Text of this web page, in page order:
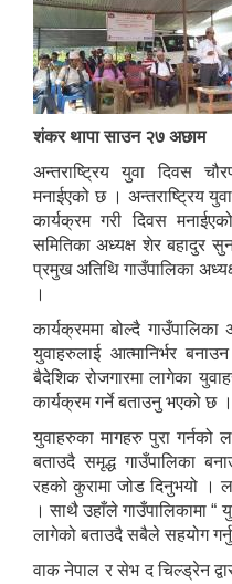
शंकर थापा साउन २७ अछाम
अन्तराष्ट्रिय युवा दिवस
मनाईएको छ । अन्तराष्ट्रिय
कार्यक्रम गरी दिवस
समितिका अध्यक्ष शेर बहादुर
प्रमुख अतिथि गाउँपालिका
।
कार्यक्रममा बोल्दै
युवाहरुलाई आत्मानिर्भर
बैदेशिक रोजगारमा लागेका
कार्यक्रम गर्ने बताउनु भएको छ ।
युवाहरुका मागहरु पुरा गर्नको
बताउदै समृद्ध गाउँपालिका
रहको कुरामा जोड दिनुभयो ।
। साथै उहाँले गाउँपालिकामा “
लागेको बताउदै सबैले सहयोग गर्नु
वाक नेपाल र सेभ द चिल्ड्रेन